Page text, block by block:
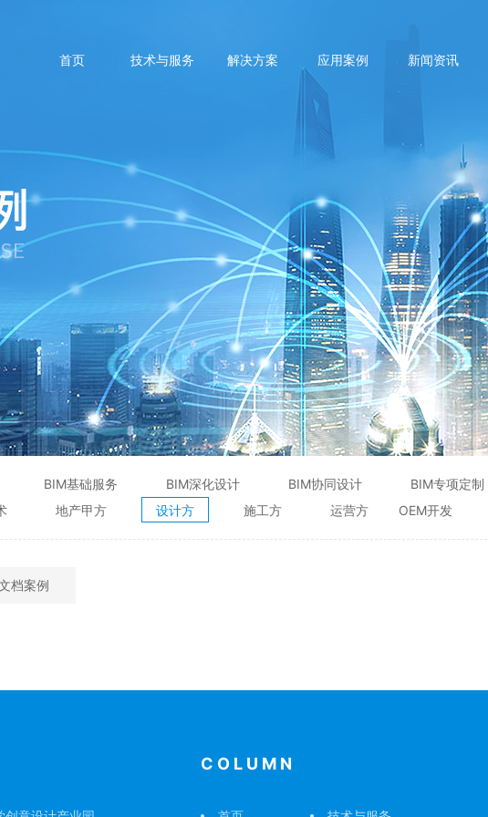
首页 技术与服务 解决方案 应用案例 新闻资讯
BIM基础服务 BIM深化设计 BIM协同设计 BIM专项定制
地产甲方 设计方 施工方 运营方 OEM开发
档案例
COLUMN